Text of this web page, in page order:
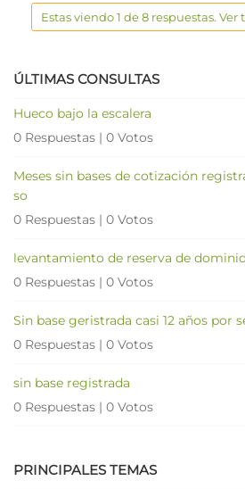
Estas viendo 1 de 8 respuestas. Ver
ÚLTIMAS CONSULTAS
Hueco bajo la escalera
0 Respuestas | 0 Votos
Meses sin bases de cotización
so
0 Respuestas | 0 Votos
levantamiento de reserva de dominio
0 Respuestas | 0 Votos
Sin base geristrada casi 12 años por
0 Respuestas | 0 Votos
sin base registrada
0 Respuestas | 0 Votos
PRINCIPALES TEMAS